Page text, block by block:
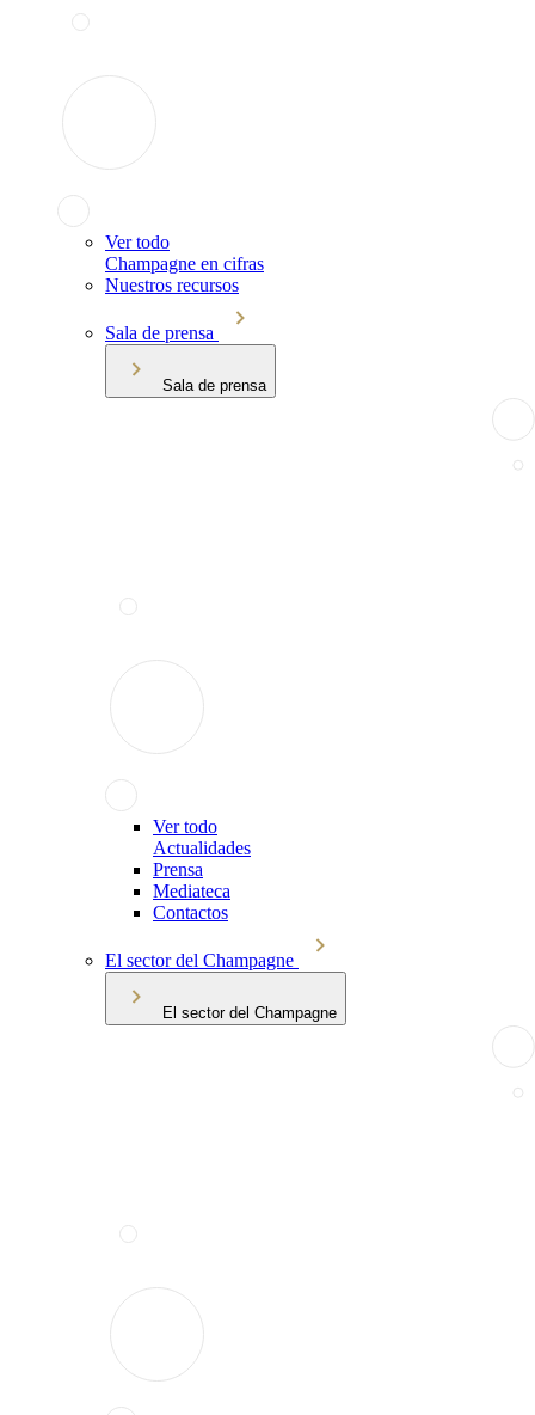
Ver todo
Champagne en cifras
Nuestros recursos
Sala de prensa
Sala de prensa
Ver todo
Actualidades
Prensa
Mediateca
Contactos
El sector del Champagne
El sector del Champagne